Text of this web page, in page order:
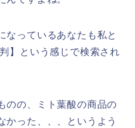
なっているあなたも私と
】という感じで検索され
のの、ミト葉酸の商品の
かった、、、というよう